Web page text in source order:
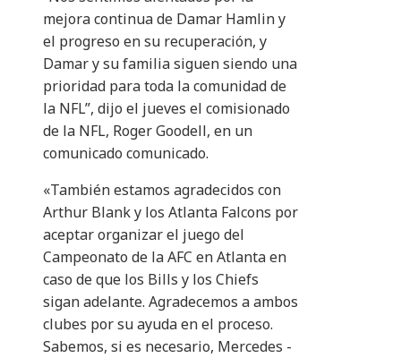
mejora continua de Damar Hamlin y
el progreso en su recuperación, y
Damar y su familia siguen siendo una
prioridad para toda la comunidad de
la NFL”, dijo el jueves el comisionado
de la NFL, Roger Goodell, en un
comunicado comunicado.
«También estamos agradecidos con
Arthur Blank y los Atlanta Falcons por
aceptar organizar el juego del
Campeonato de la AFC en Atlanta en
caso de que los Bills y los Chiefs
sigan adelante. Agradecemos a ambos
clubes por su ayuda en el proceso.
Sabemos, si es necesario, Mercedes -